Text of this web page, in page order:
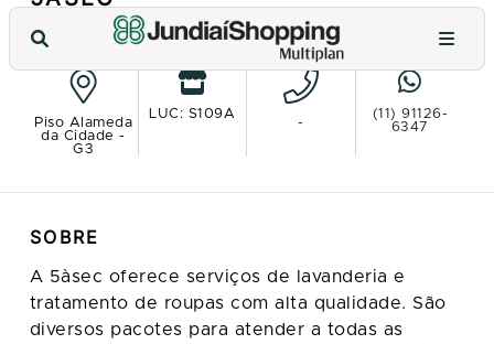
VER NO MAPA
Piso Alameda
da Cidade -
G3
LUC: S109A
-
(11) 91126-
6347
SOBRE
A 5àsec oferece serviços de lavanderia e
tratamento de roupas com alta qualidade. São
diversos pacotes para atender a todas as